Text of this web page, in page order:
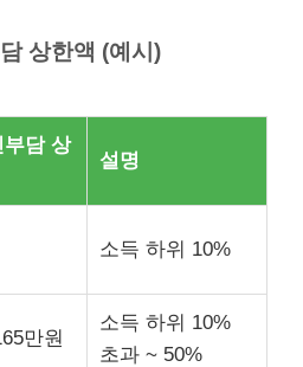
상한액 (예시)
부담 상
설명
소득 하위 10%
만원
소득 하위 10%
초과 ~ 50%